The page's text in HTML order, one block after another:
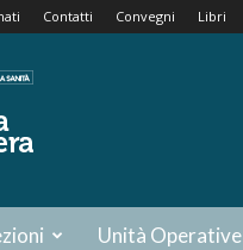
Contatti Convegni Libri
Unità Operative